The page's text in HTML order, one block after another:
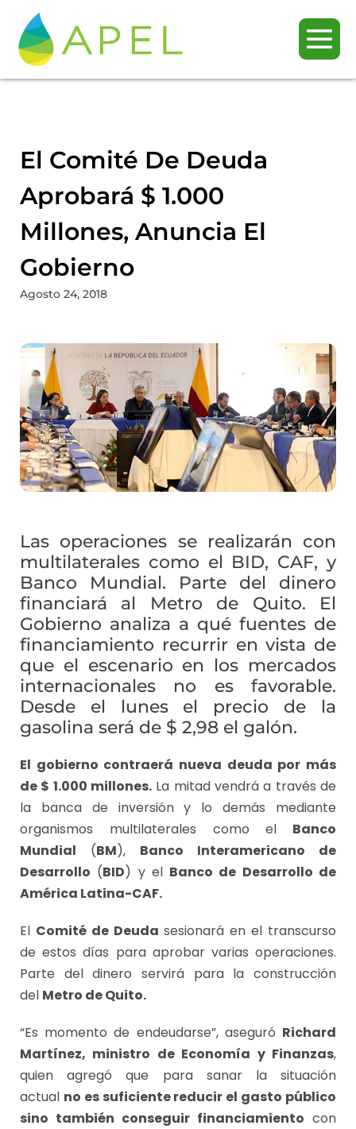
El Comité De Deuda
Aprobará $ 1.000
Millones, Anuncia El
Gobierno
Agosto 24, 2018
Las operaciones se realizarán con
multilaterales como el BID, CAF, y
Banco Mundial. Parte del dinero
financiará al Metro de Quito. El
Gobierno analiza a qué fuentes de
financiamiento recurrir en vista de
que el escenario en los mercados
internacionales no es favorable.
Desde el lunes el precio de la
gasolina será de $ 2,98 el galón.
El gobierno contraerá nueva deuda por más
de $ 1.000 millones. La mitad vendrá a través de
la banca de inversión y lo demás mediante
organismos multilaterales como el Banco
Mundial (BM), Banco Interamericano de
Desarrollo (BID) y el Banco de Desarrollo de
América Latina-CAF.
El Comité de Deuda sesionará en el transcurso
de estos días para aprobar varias operaciones.
Parte del dinero servirá para la construcción
del Metro de Quito.
“Es momento de endeudarse”, aseguró Richard
Martínez, ministro de Economía y Finanzas,
quien agregó que para sanar la situación
actual no es suficiente reducir el gasto público
sino también conseguir financiamiento con